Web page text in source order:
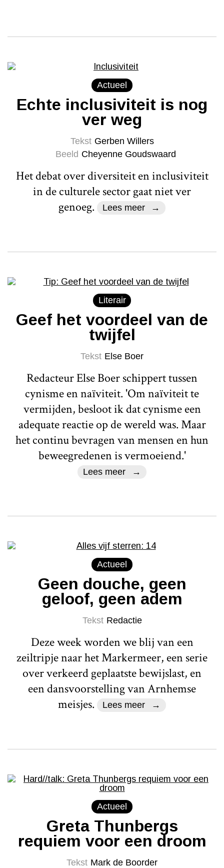
Actueel
Echte inclusiviteit is nog
ver weg
Tekst Gerben Willers
Beeld Cheyenne Goudswaard
Het debat over diversiteit en inclusiviteit
in de culturele sector gaat niet ver
genoeg.
Lees meer
Literair
Geef het voordeel van de
twijfel
Tekst Else Boer
Redacteur Else Boer schippert tussen
cynisme en naïviteit. 'Om naïviteit te
vermijden, besloot ik dat cynisme een
adequate reactie op de wereld was. Maar
het continu bevragen van mensen en hun
beweegredenen is vermoeiend.'
Lees meer
Actueel
Geen douche, geen
geloof, geen adem
Tekst Redactie
Deze week worden we blij van een
zeiltripje naar het Markermeer, een serie
over verkeerd geplaatste bewijslast, en
een dansvoorstelling van Arnhemse
meisjes.
Lees meer
Actueel
Greta Thunbergs
requiem voor een droom
Tekst Mark de Boorder